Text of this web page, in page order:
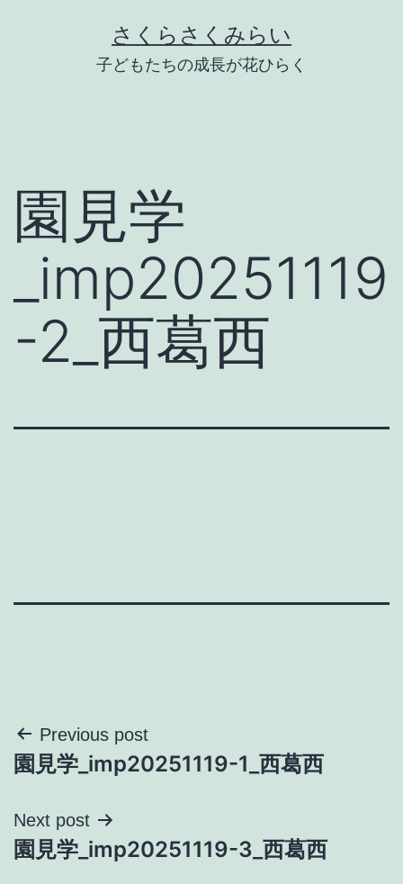
さくらさくみらい
子どもたちの成長が花ひらく
園見学
_imp20251119
-2_西葛西
投
稿
ナ
ビ
Previous post
園見学_imp20251119-1_西葛西
Next post
園見学_imp20251119-3_西葛西